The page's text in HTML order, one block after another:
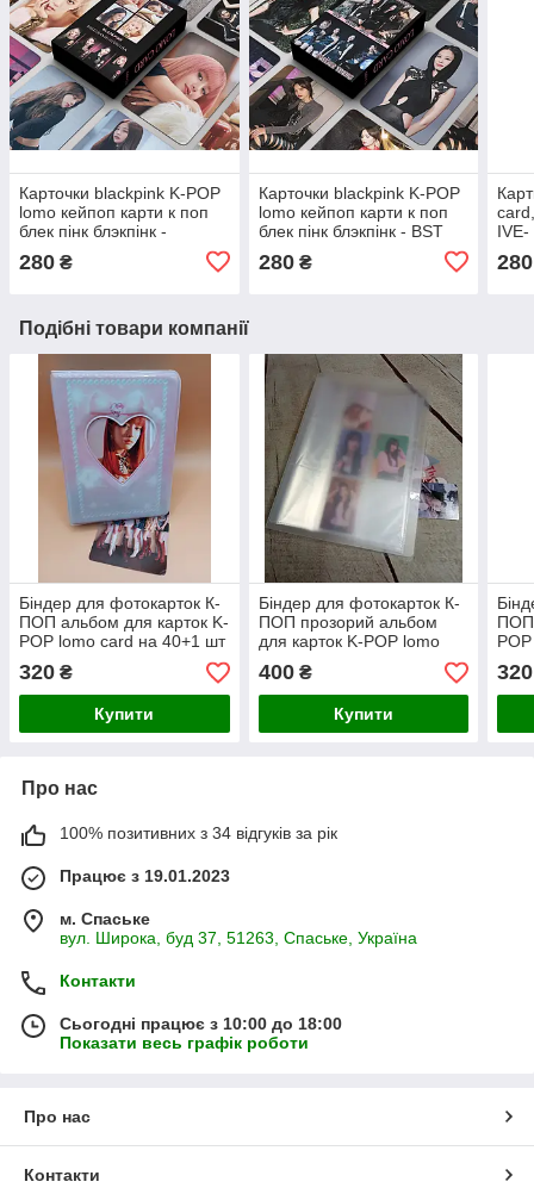
Карточки blackpink K-POP
lomo кейпоп карти к поп
блек пінк блэкпінк -
280 ₴
Карточки blackpink K-POP
lomo кейпоп карти к поп
блек пінк блэкпінк - BST
шт
280₴ 280
Подібні товари компанії
Біндер для фотокарток К-
ПОП альбом для карток K-
POP lomo card на 40+1 шт
№9
320 ₴
Купити
Біндер для фотокарток К-
ПОП прозорий альбом
для карток K-POP lomo
card на 288 шт №5
400₴
Купити
ПОП
№10
320
Про нас
100% позитивних з 34 відгуків за рік
Працює з 19.01.2023
м. Спаське
вул. Широка, буд 37, 51263, Спаське, Україна
Контакти
Сьогодні працює з 10:00 до 18:00
Показати весь графік роботи
Про нас
Контакти